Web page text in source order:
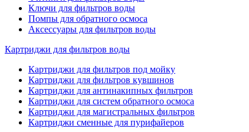
Ключи для фильтров воды
Помпы для обратного осмоса
Аксессуары для фильтров воды
Картриджи для фильтров воды
Картриджи для фильтров под мойку
Картриджи для фильтров кувшинов
Картриджи для антинакипных фильтров
Картриджи для систем обратного осмоса
Картриджи для магистральных фильтров
Картриджи сменные для пурифайеров